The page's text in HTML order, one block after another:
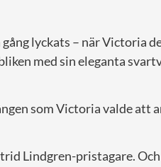
lyckats – när Victoria
med sin eleganta
som Victoria valde att
Lindgren-pristagare.